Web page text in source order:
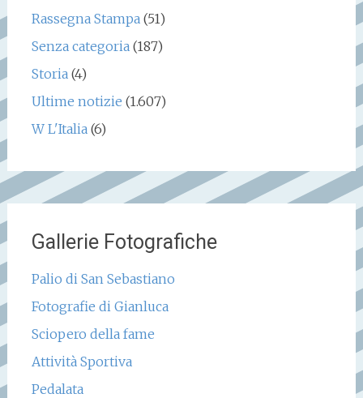
Rassegna Stampa(51)
Senza categoria(187)
Storia(4)
Ultime notizie (1.607)
W L'Italia(6)
Gallerie Fotografiche
Palio di San Sebastiano
Fotografie di Gianluca
Sciopero della fame
Attività Sportiva
Pedalata